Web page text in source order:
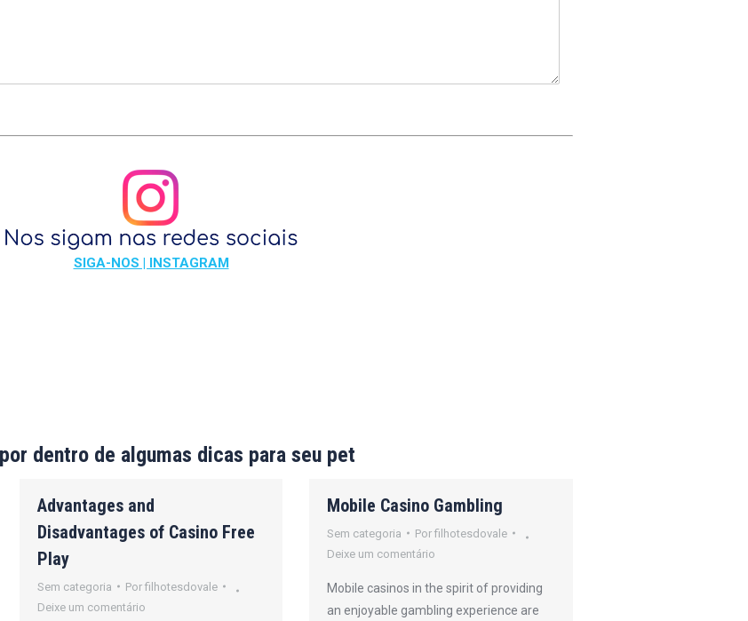
SIGA-NOS | INSTAGRAM
dentro de algumas dicas para seu pet
Advantages and
Disadvantages of Casino Free
Play
Sem categoria Por filhotesdovale
Deixe um comentário
Mobile Casino Gambling
Sem categoria Porfilhotesdovale
Deixe um comentário
Mobile casinos in the spirit of providing
an enjoyable gambling experience are